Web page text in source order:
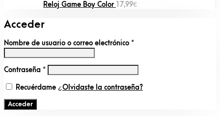
Reloj Game Boy Color 17,99€
Acceder
Nombre de usuario o correo electrónico *
Contraseña *
Recuérdame ¿Olvidaste la contraseña?
Acceder